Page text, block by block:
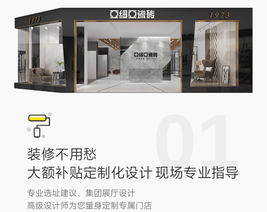
装修不用愁
大额补贴定制化设计 现场专业指导
专业选址建议，集团展厅设计
高级设计师为您量身定制专属门店
01